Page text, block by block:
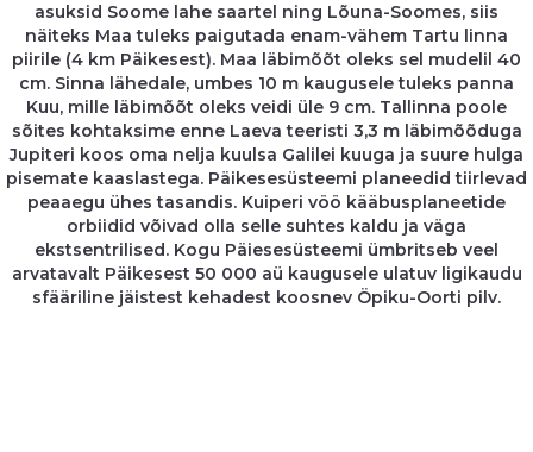
asuksid Soome lahe saartel ning Lõuna-Soomes, siis
näiteks Maa tuleks paigutada enam-vähem Tartu linna
piirile (4 km Päikesest). Maa läbimõõt oleks sel mudelil 40
cm. Sinna lähedale, umbes 10 m kaugusele tuleks panna
Kuu, mille läbimõõt oleks veidi üle 9 cm. Tallinna poole
sõites kohtaksime enne Laeva teeristi 3,3 m läbimõõduga
Jupiteri koos oma nelja kuulsa Galilei kuuga ja suure hulga
pisemate kaaslastega. Päikesesüsteemi planeedid tiirlevad
peaaegu ühes tasandis. Kuiperi vöö kääbusplaneetide
orbiidid võivad olla selle suhtes kaldu ja väga
ekstsentrilised. Kogu Päiesesüsteemi ümbritseb veel
arvatavalt Päikesest 50 000 aü kaugusele ulatuv ligikaudu
sfääriline jäistest kehadest koosnev Öpiku-Oorti pilv.